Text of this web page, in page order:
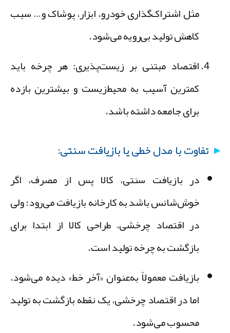
مثل اشتراک‌گذاری خودرو، ابزار، پوشاک و… سبب
کاهش تولید بی‌رویه می‌شود.
اقتصاد مبتنی بر زیست‌پذیری:هر چرخه باید
کمترین آسیب به محیط‌زیست و بیشترین بازده
برای جامعه داشته باشد.
تفاوت با مدل خطی یا بازیافت سنتی:
در بازیافت سنتی، کالا پس از مصرف، اگر
خوش‌شانس باشد به کارخانه بازیافت می‌رود؛ ولی
در اقتصاد چرخشی، طراحی کالا از ابتدا برای
بازگشت به چرخه تولیداست.
بازیافت معمولاً به‌عنوان «آخر خط» دیده می‌شود،
اما در اقتصاد چرخشی، یکنقطه بازگشتبه تولید
محسوب می‌شود.